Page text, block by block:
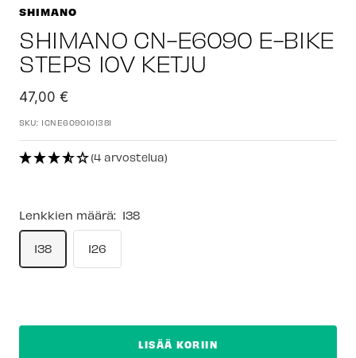
SHIMANO
SHIMANO CN-E6090 E-BIKE
STEPS 10V KETJU
Alennushinta
47,00 €
SKU: ICNE609010138I
(4 arvostelua)
Lenkkien määrä: 138
138 126
LISÄÄ KORIIN